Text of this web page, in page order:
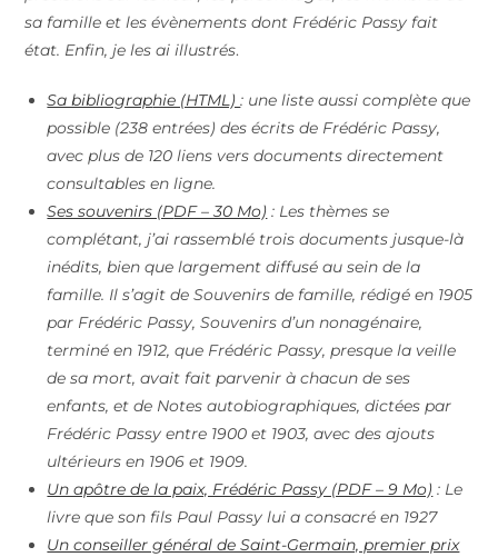
sa famille et les évènements dont Frédéric Passy fait
état. Enfin, je les ai illustrés.
Sa bibliographie (HTML): une liste aussi complète que
possible (238 entrées) des écrits de Frédéric Passy,
avec plus de 120 liens vers documents directement
consultables en ligne.
Ses souvenirs (PDF – 30 Mo) : Les thèmes se
complétant, j’ai rassemblé trois documents jusque-là
inédits, bien que largement diffusé au sein de la
famille. Il s’agit de Souvenirs de famille, rédigé en 1905
par Frédéric Passy, Souvenirs d’un nonagénaire,
terminé en 1912, que Frédéric Passy, presque la veille
de sa mort, avait fait parvenir à chacun de ses
enfants, et de Notes autobiographiques, dictées par
Frédéric Passy entre 1900 et 1903, avec des ajouts
ultérieurs en 1906 et 1909.
Un apôtre de la paix, Frédéric Passy (PDF – 9 Mo) : Le
livre que son fils Paul Passy lui a consacré en 1927
Un conseiller général de Saint-Germain, premier prix